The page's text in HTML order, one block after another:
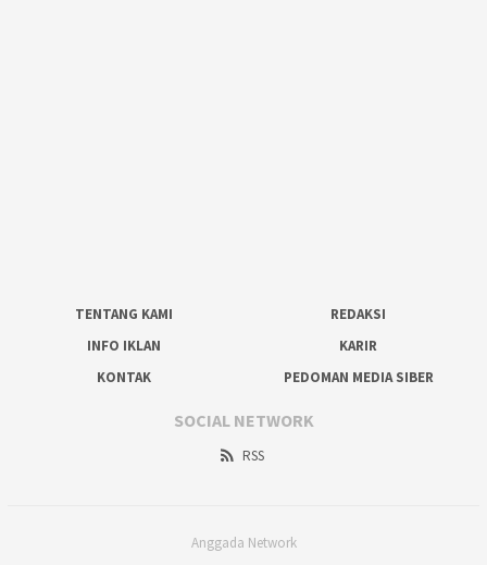
TENTANG KAMI
REDAKSI
INFO IKLAN
KARIR
KONTAK
PEDOMAN MEDIA SIBER
SOCIAL NETWORK
RSS
Anggada Network